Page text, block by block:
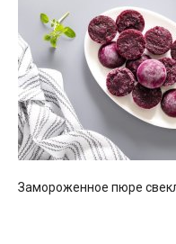
Замороженное пюре